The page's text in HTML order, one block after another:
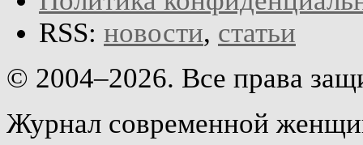
RSS: новости, статьи
© 2004–2026. Все права
Журнал современной